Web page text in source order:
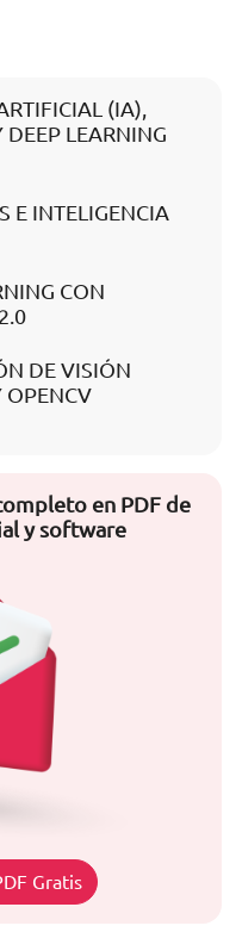
(IA),
LEARNING
E INTELIGENCIA
CON
DE VISIÓN
OPENCV
en PDF de
y software
Gratis